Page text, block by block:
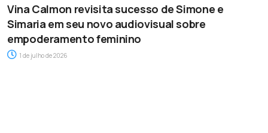
Vina Calmon revisita sucesso de Simone e
Simaria em seu novo audiovisual sobre
empoderamento feminino
1 de julho de 2026